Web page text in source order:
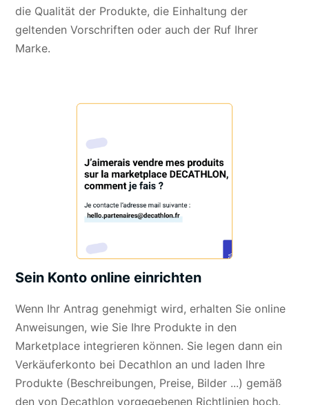
die Qualität der Produkte, die Einhaltung der
geltenden Vorschriften oder auch der Ruf Ihrer
Marke.
Sein Konto online einrichten
Wenn Ihr Antrag genehmigt wird, erhalten Sie online
Anweisungen, wie Sie Ihre Produkte in den
Marketplace integrieren können. Sie legen dann ein
Verkäuferkonto bei Decathlon an und laden Ihre
Produkte (Beschreibungen, Preise, Bilder ...) gemäß
den von Decathlon vorgegebenen Richtlinien hoch.